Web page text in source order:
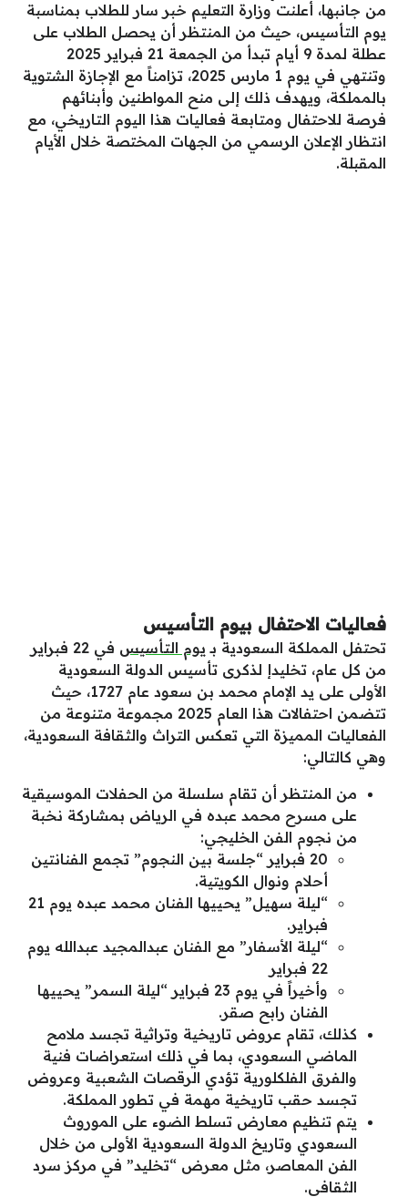
من جانبها، أعلنت وزارة التعليم خبر سار للطلاب بمناسبة
يوم التأسيس، حيث من المنتظر أن يحصل الطلاب على
عطلة لمدة 9 أيام تبدأ من الجمعة 21 فبراير 2025
وتنتهي في يوم 1 مارس 2025، تزامناً مع الإجازة الشتوية
بالمملكة، ويهدف ذلك إلى منح المواطنين وأبنائهم
فرصة للاحتفال ومتابعة فعاليات هذا اليوم التاريخي، مع
انتظار الإعلان الرسمي من الجهات المختصة خلال الأيام
المقبلة.
فعاليات الاحتفال بيوم التأسيس
تحتفل المملكة السعودية بـ يوم التأسيس
في 22 فبراير
من كل عام، تخليدإ لذكرى تأسيس الدولة السعودية
الأولى على يد الإمام محمد بن سعود عام 1727، حيث
تتضمن احتفالات هذا العام 2025 مجموعة متنوعة من
الفعاليات المميزة التي تعكس التراث والثقافة السعودية،
وهي كالتالي:
من المنتظر أن تقام سلسلة من الحفلات الموسيقية
على مسرح محمد عبده في الرياض بمشاركة نخبة
من نجوم الفن الخليجي:
20 فبراير “جلسة بين النجوم” تجمع الفنانتين
أحلام ونوال الكويتية.
“ليلة سهيل” يحييها الفنان محمد عبده يوم 21
فبراير.
“ليلة الأسفار” مع الفنان عبدالمجيد عبدالله يوم
22 فبراير
وأخيراً في يوم 23 فبراير “ليلة السمر” يحييها
الفنان رابح صقر.
كذلك، تقام عروض تاريخية وتراثية تجسد ملامح
الماضي السعودي، بما في ذلك استعراضات فنية
والفرق الفلكلورية تؤدي الرقصات الشعبية وعروض
تجسد حقب تاريخية مهمة في تطور المملكة.
يتم تنظيم معارض تسلط الضوء على الموروث
السعودي وتاريخ الدولة السعودية الأولى من خلال
الفن المعاصر، مثل معرض “تخليد” في مركز سرد
الثقافي.